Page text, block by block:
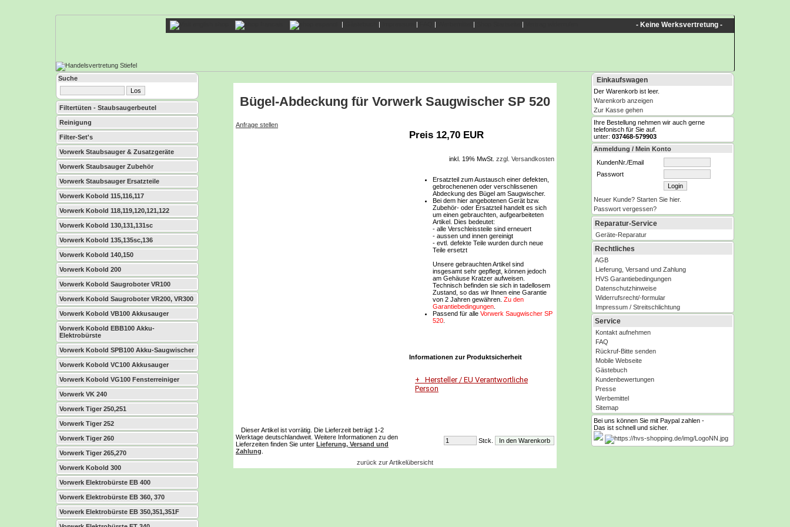
- Keine Werksvertretung -
| | | | | |
Suche
Filtertüten - Staubsaugerbeutel
Reinigung
Filter-Set's
Vorwerk Staubsauger & Zusatzgeräte
Vorwerk Staubsauger Zubehör
Vorwerk Staubsauger Ersatzteile
Vorwerk Kobold 115,116,117
Vorwerk Kobold 118,119,120,121,122
Vorwerk Kobold 130,131,131sc
Vorwerk Kobold 135,135sc,136
Vorwerk Kobold 140,150
Vorwerk Kobold 200
Vorwerk Kobold Saugroboter VR100
Vorwerk Kobold Saugroboter VR200, VR300
Vorwerk Kobold VB100 Akkusauger
Vorwerk Kobold EBB100 Akku-
Elektrobürste
Vorwerk Kobold SPB100 Akku-Saugwischer
Vorwerk Kobold VC100 Akkusauger
Vorwerk Kobold VG100 Fensterreiniger
Vorwerk VK 240
Vorwerk Tiger 250,251
Vorwerk Tiger 252
Vorwerk Tiger 260
Vorwerk Tiger 265,270
Vorwerk Kobold 300
Vorwerk Elektrobürste EB 400
Vorwerk Elektrobürste EB 360, 370
Vorwerk Elektrobürste EB 350,351,351F
Bügel-Abdeckung für Vorwerk Saugwischer SP 520
Anfrage stellen
Preis 12,70 EUR
inkl. 19% MwSt. zzgl. Versandkosten
Ersatzteil zum Austausch einer defekten,
gebrochenenen oder verschlissenen
Abdeckung des Bügel am Saugwischer.
Bei dem hier angebotenen Gerät bzw.
Zubehör- oder Ersatzteil handelt es sich
um einen gebrauchten, aufgearbeiteten
Artikel. Dies bedeutet:
- alle Verschleissteile sind erneuert
- aussen und innen gereinigt
- evtl. defekte Teile wurden durch neue
Teile ersetzt
Unsere gebrauchten Artikel sind
insgesamt sehr gepflegt, können jedoch
am Gehäuse Kratzer aufweisen.
Technisch befinden sie sich in tadellosem
Zustand, so das wir Ihnen eine Garantie
von 2 Jahren gewähren. Zu den
Garantiebedingungen
Passend für alle Vorwerk Saugwischer SP
520
Informationen zur Produktsicherheit
Hersteller / EU Verantwortliche
Person
Adresse
42270 Wuppertal
Dieser Artikel ist vorrätig. Die Lieferzeit beträgt 1-2
Werktage deutschlandweit. Weitere Informationen zu den
Lieferzeiten finden Sie unter Lieferung, Versand und
Zahlung
Stck.
zurück zur Artikelübersicht
Einkaufswagen
Der Warenkorb ist leer.
Warenkorb anzeigen
Zur Kasse gehen
Ihre Bestellung nehmen wir auch gerne
telefonisch für Sie auf.
unter: 037468-579903
Anmeldung / Mein Konto
KundenNr./Email
Passwort
Neuer Kunde? Starten Sie hier.
Passwort vergessen?
Reparatur-Service
Geräte-Reparatur
Rechtliches
AGB
Lieferung, Versand und Zahlung
HVS Garantiebedingungen
Datenschutzhinweise
Widerrufsrecht/-formular
Impressum / Streitschlichtung
Service
Kontakt aufnehmen
FAQ
Rückruf-Bitte senden
Mobile Webseite
Gästebuch
Kundenbewertungen
Presse
Werbemittel
Sitemap
Bei uns können Sie mit Paypal zahlen -
Das ist schnell und sicher.